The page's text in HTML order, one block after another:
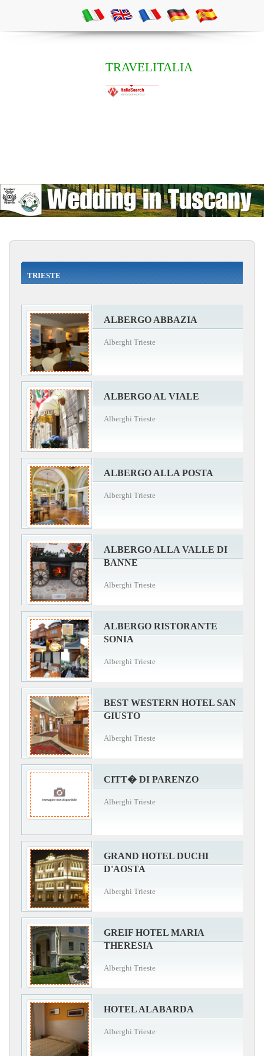
TRAVELITALIA
TRIESTE
ALBERGO ABBAZIA
Alberghi Trieste
ALBERGO AL VIALE
Alberghi Trieste
ALBERGO ALLA POSTA
Alberghi Trieste
ALBERGO ALLA VALLE DI
BANNE
Alberghi Trieste
ALBERGO RISTORANTE
SONIA
Alberghi Trieste
BEST WESTERN HOTEL SAN
GIUSTO
Alberghi Trieste
CITT� DI PARENZO
Alberghi Trieste
GRAND HOTEL DUCHI
D'AOSTA
Alberghi Trieste
GREIF HOTEL MARIA
THERESIA
Alberghi Trieste
HOTEL ALABARDA
Alberghi Trieste